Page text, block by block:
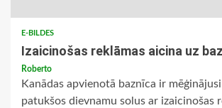
E-BILDES
Izaicinošas reklāmas aicina uz
Roberto
Kanādas apvienotā baznīca ir
patukšos dievnamu solus ar izaicinošas